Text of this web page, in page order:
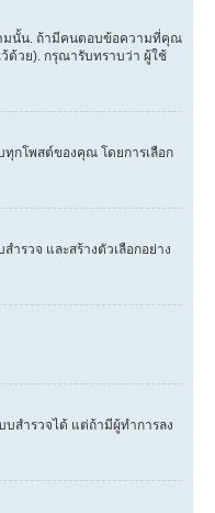
ามนั้น. ถ้ามีคนตอบข้อความที่คุณ
ด้วย). กรุณารับทราบว่า ผู้ใช้
กโพสต์ของคุณ โดยการเลือก
รวจ และสร้างตัวเลือกอย่าง
สำรวจได้ แต่ถ้ามีผู้ทำการลง